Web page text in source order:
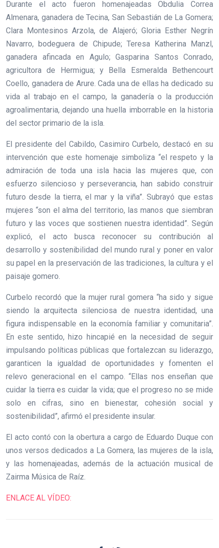
Durante el acto fueron homenajeadas Obdulia Correa
Almenara, ganadera de Tecina, San Sebastián de La Gomera;
Clara Montesinos Arzola, de Alajeró; Gloria Esther Negrín
Navarro, bodeguera de Chipude; Teresa Katherina Manzl,
ganadera afincada en Agulo; Gasparina Santos Conrado,
agricultora de Hermigua; y Bella Esmeralda Bethencourt
Coello, ganadera de Arure. Cada una de ellas ha dedicado su
vida al trabajo en el campo, la ganadería o la producción
agroalimentaria, dejando una huella imborrable en la historia
del sector primario de la isla.
El presidente del Cabildo, Casimiro Curbelo, destacó en su
intervención que este homenaje simboliza “el respeto y la
admiración de toda una isla hacia las mujeres que, con
esfuerzo silencioso y perseverancia, han sabido construir
futuro desde la tierra, el mar y la viña”. Subrayó que estas
mujeres “son el alma del territorio, las manos que siembran
futuro y las voces que sostienen nuestra identidad”. Según
explicó, el acto busca reconocer su contribución al
desarrollo y sostenibilidad del mundo rural y poner en valor
su papel en la preservación de las tradiciones, la cultura y el
paisaje gomero.
Curbelo recordó que la mujer rural gomera “ha sido y sigue
siendo la arquitecta silenciosa de nuestra identidad, una
figura indispensable en la economía familiar y comunitaria”.
En este sentido, hizo hincapié en la necesidad de seguir
impulsando políticas públicas que fortalezcan su liderazgo,
garanticen la igualdad de oportunidades y fomenten el
relevo generacional en el campo. “Ellas nos enseñan que
cuidar la tierra es cuidar la vida; que el progreso no se mide
solo en cifras, sino en bienestar, cohesión social y
sostenibilidad”, afirmó el presidente insular.
El acto contó con la obertura a cargo de Eduardo Duque con
unos versos dedicados a La Gomera, las mujeres de la isla,
y las homenajeadas, además de la actuación musical de
Zairma Música de Raíz.
ENLACE AL VÍDEO: